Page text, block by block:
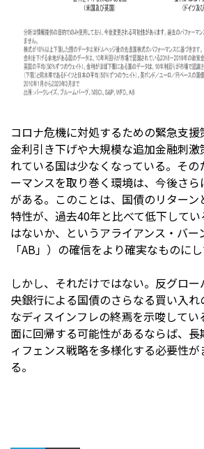
コロナ危機に対処するための緊急支
金利引き下げや大規模な追加金融刺
れている国は少なくなっている。その
ーマンスを取り巻く環境は、今後さ
がある。このことは、国債のリター
特性が、過去40年と比べて低下して
はないか、というアライアンス・バー
「AB」）の確信をより確実なものにし
しかし、それだけではない。反グロ
央銀行による国債のさらなる買い入
なディスインフレの終焉を示唆して
面に回帰する可能性があるならば、
ィフェンス戦略を多様化する必要性
る。